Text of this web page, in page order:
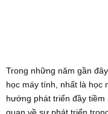
Trong những năm gần
học máy tính, nhất là học
hướng phát triển đầy